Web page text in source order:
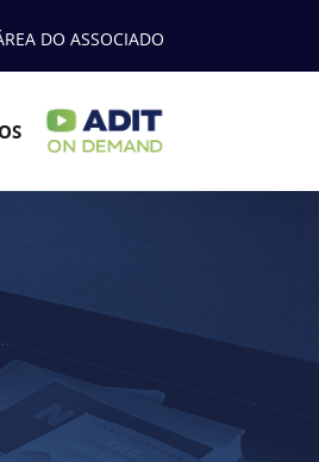
DO ASSOCIADO